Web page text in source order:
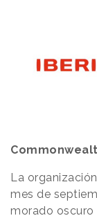
La
mes de
morado oscuro